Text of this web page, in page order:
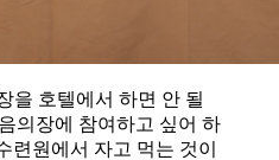
을 호텔에서 하면 안 될
의장에 참여하고 싶어 하
련원에서 자고 먹는 것이